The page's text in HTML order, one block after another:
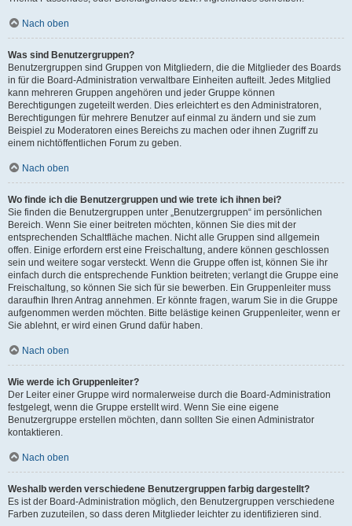
Nach oben
Was sind Benutzergruppen?
Benutzergruppen sind Gruppen von Mitgliedern, die die Mitglieder des Boards
in für die Board-Administration verwaltbare Einheiten aufteilt. Jedes Mitglied
kann mehreren Gruppen angehören und jeder Gruppe können
Berechtigungen zugeteilt werden. Dies erleichtert es den Administratoren,
Berechtigungen für mehrere Benutzer auf einmal zu ändern und sie zum
Beispiel zu Moderatoren eines Bereichs zu machen oder ihnen Zugriff zu
einem nichtöffentlichen Forum zu geben.
Nach oben
Wo finde ich die Benutzergruppen und wie trete ich ihnen bei?
Sie finden die Benutzergruppen unter „Benutzergruppen“ im persönlichen
Bereich. Wenn Sie einer beitreten möchten, können Sie dies mit der
entsprechenden Schaltfläche machen. Nicht alle Gruppen sind allgemein
offen. Einige erfordern erst eine Freischaltung, andere können geschlossen
sein und weitere sogar versteckt. Wenn die Gruppe offen ist, können Sie ihr
einfach durch die entsprechende Funktion beitreten; verlangt die Gruppe eine
Freischaltung, so können Sie sich für sie bewerben. Ein Gruppenleiter muss
daraufhin Ihren Antrag annehmen. Er könnte fragen, warum Sie in die Gruppe
aufgenommen werden möchten. Bitte belästige keinen Gruppenleiter, wenn er
Sie ablehnt, er wird einen Grund dafür haben.
Nach oben
Wie werde ich Gruppenleiter?
Der Leiter einer Gruppe wird normalerweise durch die Board-Administration
festgelegt, wenn die Gruppe erstellt wird. Wenn Sie eine eigene
Benutzergruppe erstellen möchten, dann sollten Sie einen Administrator
kontaktieren.
Nach oben
Weshalb werden verschiedene Benutzergruppen farbig dargestellt?
Es ist der Board-Administration möglich, den Benutzergruppen verschiedene
Farben zuzuteilen, so dass deren Mitglieder leichter zu identifizieren sind.